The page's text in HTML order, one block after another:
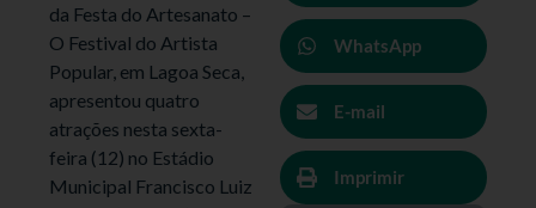
da Festa do Artesanato –
O Festival do Artista
Popular, em Lagoa Seca,
apresentou quatro
atrações nesta sexta-
feira (12) no Estádio
Municipal Francisco Luiz
WhatsApp
E-mail
Imprimir